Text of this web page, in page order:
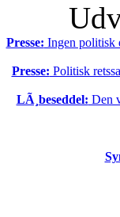
Presse: Ingen politisk
Presse: Politisk
LÃ¸beseddel: Den